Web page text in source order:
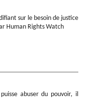
sur le besoin de justice
Human Rights Watch
abuser du pouvoir, il